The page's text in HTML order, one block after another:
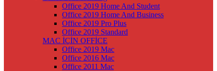
Office 2019 Home And Student
Office 2019 Home And Business
Office 2019 Pro Plus
Office 2019 Standard
MAC İÇİN OFFİCE
Office 2019 Mac
Office 2016 Mac
Office 2011 Mac